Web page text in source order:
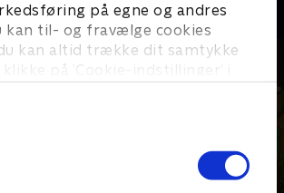
på egne og andres
kan til- og fravælge cookies
kan altid trække dit samtykke
på ’Cookie-indstillinger’ i